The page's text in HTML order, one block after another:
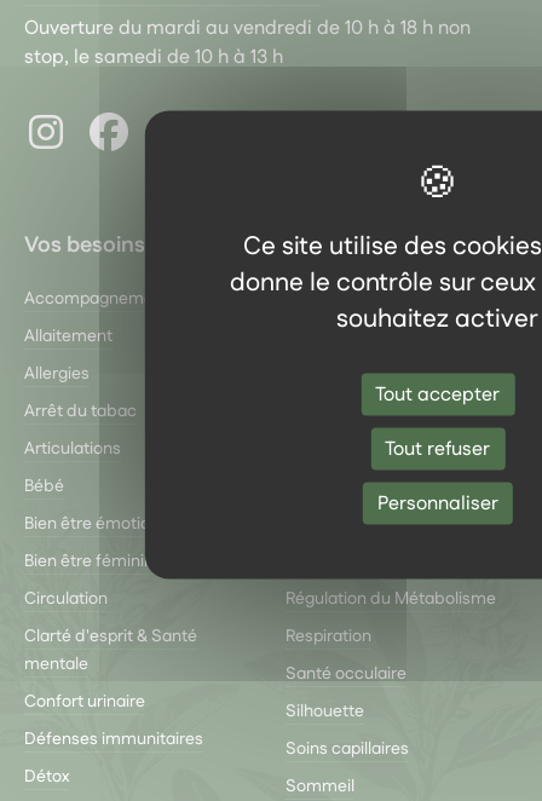
Ce site utilise des
donne le contrôle sur
souhaitez activer
Tout accepter
Tout refuser
Personnaliser
Ouverture du mardi au vendredi de 10 h à 18 h non
stop, le samedi de 10 h à 13 h
InstagramFacebook
Vos besoins
Accompagnement du Sportif
Allaitement
Allergies
Arrêt du tabac
Articulations
Bébé
Bien être émotionnel
Bien être féminin
Circulation
Clarté d'esprit & Santé
mentale
Confort urinaire
Défenses immunitaires
Détox
Gestion du sucre
Hiver serein
Hygiène buccale
Maux de tête
Régulation du Métabolisme
Respiration
Santé occulaire
Silhouette
Soins capillaires
Sommeil